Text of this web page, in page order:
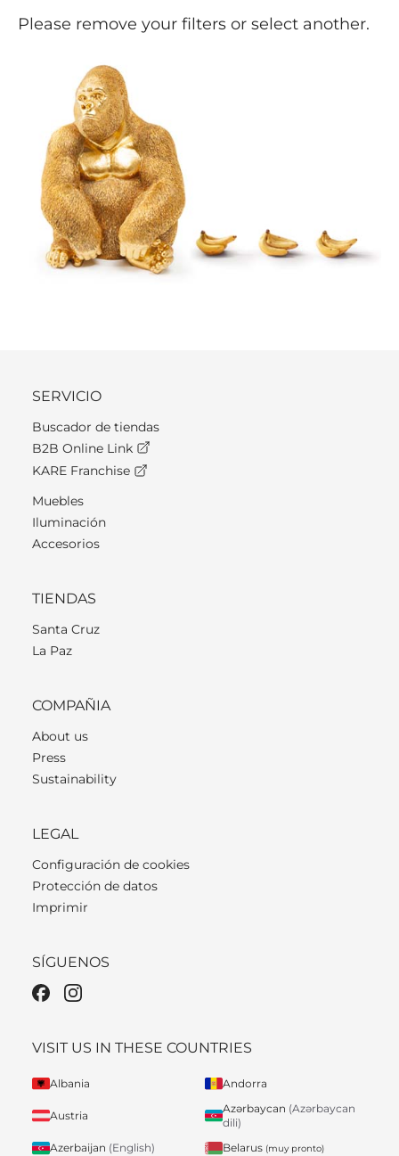
Please remove your filters or select another.
SERVICIO
Buscador de tiendas
B2B Online Link
KARE Franchise
Muebles
Iluminación
Accesorios
TIENDAS
Santa Cruz
La Paz
COMPAÑIA
About us
Press
Sustainability
LEGAL
Configuración de cookies
Protección de datos
Imprimir
SÍGUENOS
VISIT US IN THESE COUNTRIES
Albania Andorra
Austria
Azərbaycan (Azərbaycan
dili)
Azerbaijan (English) Belarus (muy pronto)